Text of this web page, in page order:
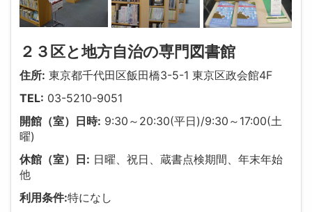
２３区と地方自治の専門図書館
住所: 東京都千代田区飯田橋3-5-1 東京区政会館4F
TEL: 03-5210-9051
開館（室）日時: 9:30～20:30(平日)/9:30～17:00(土
曜)
休館（室）日: 日曜、祝日、蔵書点検期間、年末年始
他
利用条件:特になし